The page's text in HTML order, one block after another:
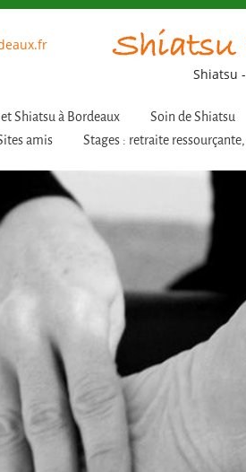
Shiatsu
Shiatsu à Bordeaux Soin de Shiatsu
amis Stages : retraite